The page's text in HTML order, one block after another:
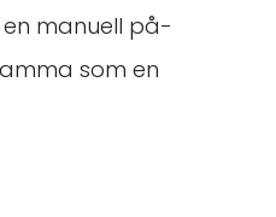
manuell på-
som en